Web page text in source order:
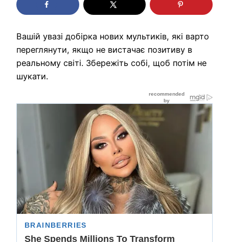
Вашій увазі добірка нових мультиків, які варто
переглянути, якщо не вистачає позитиву в
реальному світі. Збережіть собі, щоб потім не
шукати.